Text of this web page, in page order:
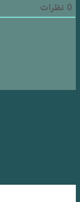
0 نظرات